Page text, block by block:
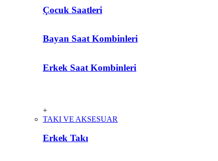
Çocuk Saatleri
Bayan Saat Kombinleri
Erkek Saat Kombinleri
+
TAKI VE AKSESUAR
Erkek Takı